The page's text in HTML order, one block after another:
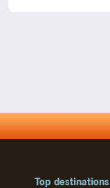
Top destinations